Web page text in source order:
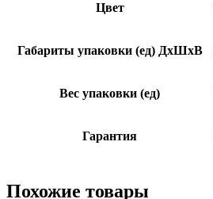
Цвет
Габариты упаковки (ед) ДхШхВ
Вес упаковки (ед)
Гарантия
Похожие товары